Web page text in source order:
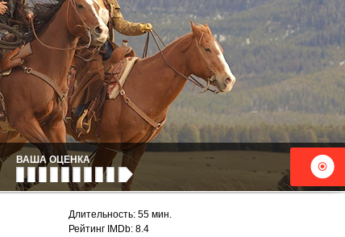
ВАША ОЦЕНКА
Длительность: 55 мин.
Рейтинг IMDb: 8.4